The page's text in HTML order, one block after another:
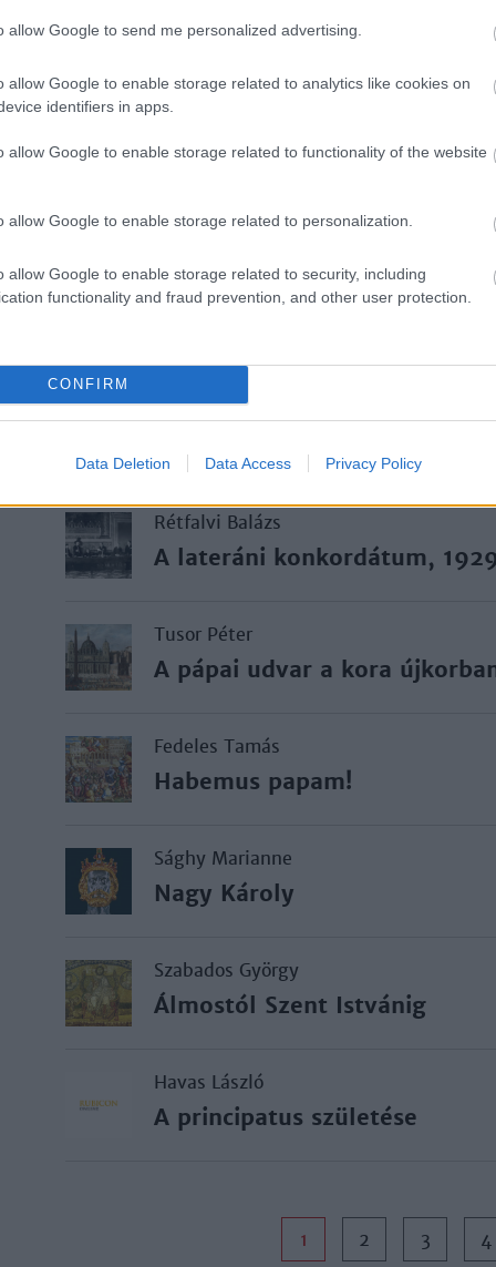
allow Google to send me personalized advertising.
allow Google to enable storage related to analytics like cookies on
identifiers in apps.
allow Google to enable storage related to functionality of the website
allow Google to enable storage related to personalization.
allow Google to enable storage related to security, including
functionality and fraud prevention, and other user protection.
CONFIRM
Data Deletion Data Access Privacy Policy
Földi András
A római köztársaság
Julius Caesar
Nemes Gábor
Szabó Béla
Rétfalvi Balázs
A lateráni konkordátum,
Tusor Péter
A pápai udvar a kora
Fedeles Tamás
Habemus papam!
Sághy Marianne
Nagy Károly
Szabados György
Álmostól Szent Istvánig
Havas László
A principatus születése
1 2 3 4